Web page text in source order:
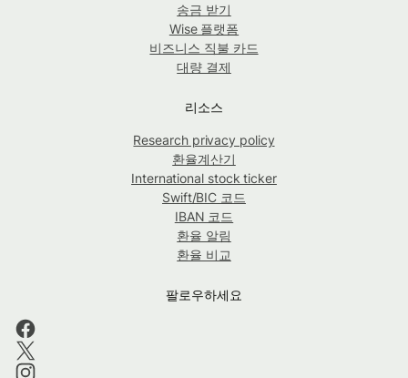
송금 받기
Wise 플랫폼
비즈니스 직불 카드
대량 결제
리소스
Research privacy policy
환율계산기
International stock ticker
Swift/BIC 코드
IBAN 코드
환율 알림
환율 비교
팔로우하세요